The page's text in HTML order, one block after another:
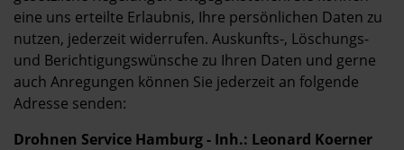
eine uns erteilte Erlaubnis, Ihre persönlichen Daten zu
nutzen, jederzeit widerrufen. Auskunfts-, Löschungs-
und Berichtigungswünsche zu Ihren Daten und gerne
auch Anregungen können Sie jederzeit an folgende
Adresse senden:
Drohnen Service Hamburg - Inh.: Leonard Koerner